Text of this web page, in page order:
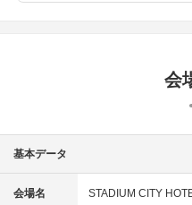
会
基本データ
会場名 STADIUM CITY